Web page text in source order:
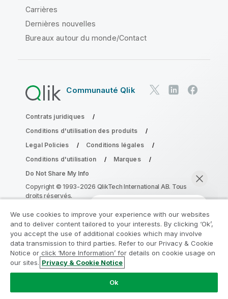
Discuter maintenant
Carrières
Dernières nouvelles
Bureaux autour du monde/Contact
Communauté Qlik
Contrats juridiques
Conditions d'utilisation des produits
Legal Policies
Conditions légales
Conditions d'utilisation
Marques
Do Not Share My Info
Copyright © 1993-2026 QlikTech International AB. Tous
droits réservés.
Rejoignez le Programme de
modernisation analytique
Modernisez votre système sans compromettre vos
précieuses applications QlikView grâce au Programme
de modernisation analytique.
We use cookies to improve your experience with our websites
and to deliver content tailored to your interests. By clicking ‘Ok’,
you accept the use of additional cookies which may involve
data transmission to third parties. Refer to our Privacy & Cookie
Notice or click ‘More Information’ for details on cookie usage on
our sites. Privacy & Cookie Notice
Ok